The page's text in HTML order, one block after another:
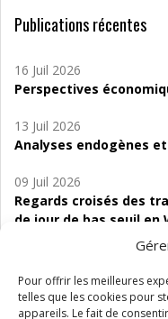
Pour offrir les meilleures
telles que les cookies pour
appareils. Le fait de
Publications récentes
16 Juil 2026
Perspectives
13 Juil 2026
Analyses endogènes et
09 Juil 2026
Regards croisés des
de jour de bas seuil en
06 Juil 2026
Étude d’évaluabilité
d’accompagnement à